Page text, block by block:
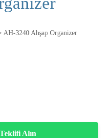
AH-3240 Ahşap Organizer
Alın